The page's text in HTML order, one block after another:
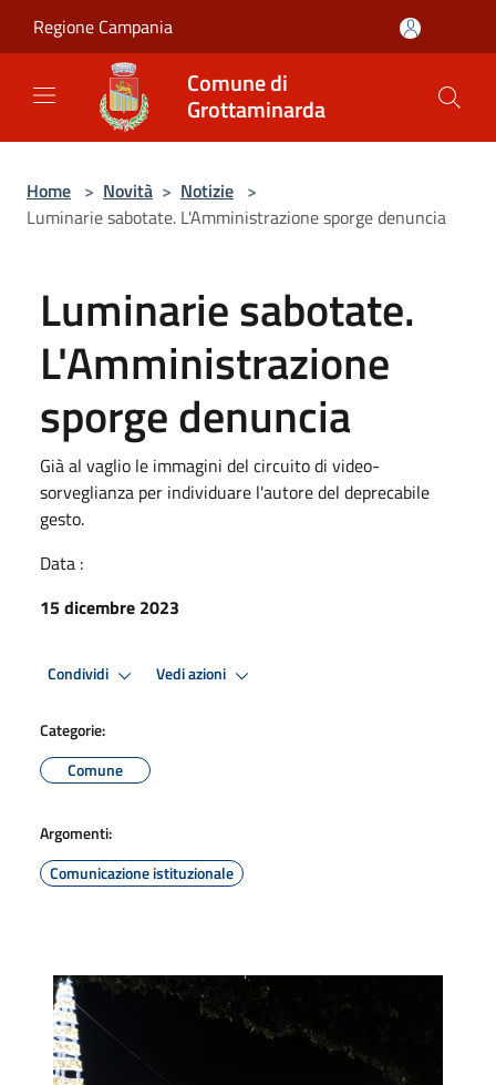
Regione Campania
Comune di
Grottaminarda
Home > Novità > Notizie >
Luminarie sabotate. L'Amministrazione sporge denuncia
Luminarie sabotate.
L'Amministrazione
sporge denuncia
Già al vaglio le immagini del circuito di video-
sorveglianza per individuare l'autore del deprecabile
gesto.
Data :
15 dicembre 2023
Condividi Vedi azioni
Categorie:
Comune
Argomenti:
Comunicazione istituzionale